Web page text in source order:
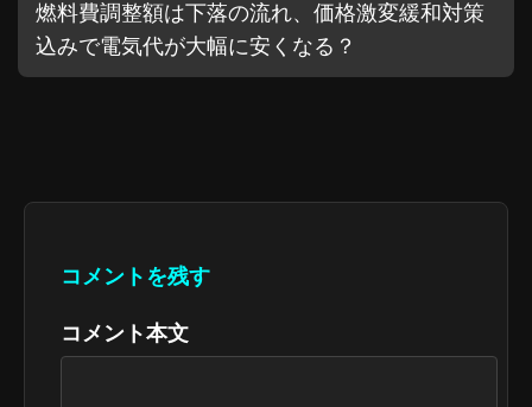
燃料費調整額は下落の流れ、価格激変緩和対策
込みで電気代が大幅に安くなる？
コメントを残す
コメント本文